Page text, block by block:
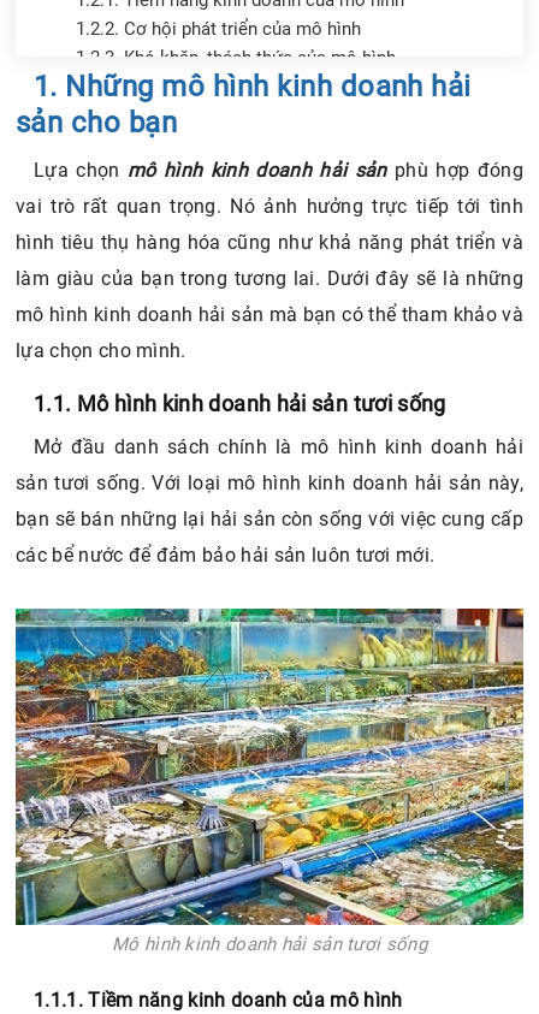
1.2.2. Cơ hội phát triển của mô hình
1.2.3. Khó khăn, thách thức của mô hình
1.2.4. Chi phí để kinh doanh
1.3. Mô hình kinh doanh hải sản khô
1.3.2. Cơ hội phát triển của mô hình
1.3.3. Khó khăn, thách thức của mô hình
1.3.4. Chi phí kinh doanh
1.4. Mô hình kinh doanh hải sản online
2. Bí mật để mô hình kinh doanh hải sản của bạn hiệu
quả hơn
Chia sẻ tin với bạn bè
1. Những mô hình kinh doanh hải
sản cho bạn
Lựa chọn mô hình kinh doanh hải sảnphù hợp đóng
vai trò rất quan trọng. Nó ảnh hưởng trực tiếp tới tình
hình tiêu thụ hàng hóa cũng như khả năng phát triển và
làm giàu của bạn trong tương lai. Dưới đây sẽ là những
mô hình kinh doanh hải sản mà bạn có thể tham khảo và
lựa chọn cho mình.
1.1. Mô hình kinh doanh hải sản tươi sống
Mở đầu danh sách chính là mô hình kinh doanh hải
sản tươi sống. Với loại mô hình kinh doanh hải sản này,
bạn sẽ bán những lại hải sản còn sống với việc cung cấp
các bể nước để đảm bảo hải sản luôn tươi mới.
Mô hình kinh doanh hải sản tươi sống
1.1.1. Tiềm năng kinh doanh của mô hình